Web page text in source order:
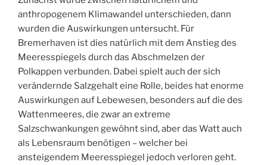
anthropogenem Klimawandel unterschieden, dann
wurden die Auswirkungen untersucht. Für
Bremerhaven ist dies natürlich mit dem Anstieg des
Meeresspiegels durch das Abschmelzen der
Polkappen verbunden. Dabei spielt auch der sich
verändernde Salzgehalt eine Rolle, beides hat enorme
Auswirkungen auf Lebewesen, besonders auf die des
Wattenmeeres, die zwar an extreme
Salzschwankungen gewöhnt sind, aber das Watt auch
als Lebensraum benötigen – welcher bei
ansteigendem Meeresspiegel jedoch verloren geht.